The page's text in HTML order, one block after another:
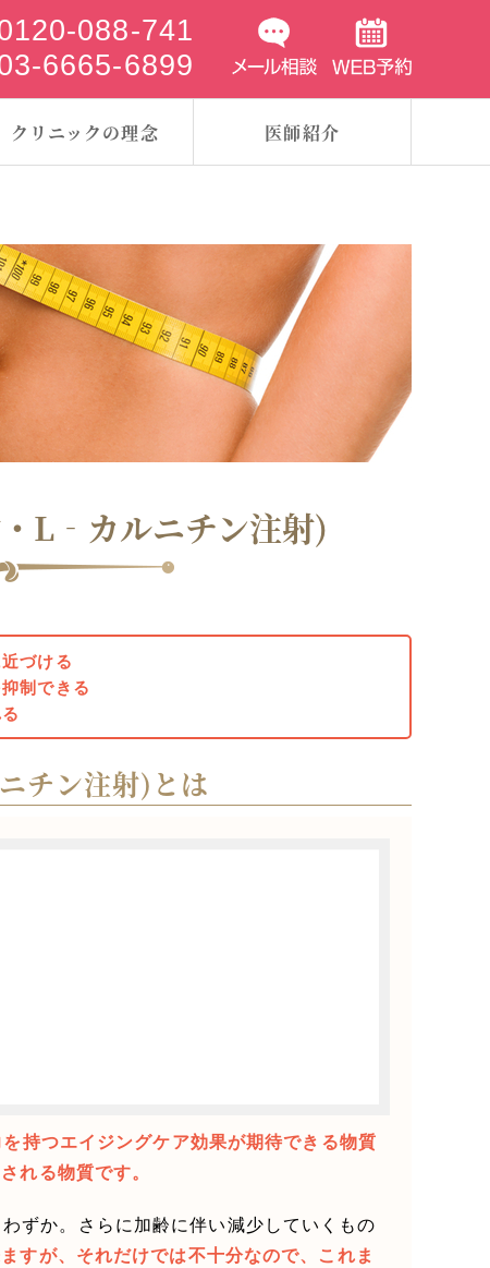
088-741
6665-6899
クリニックの理念 医師紹介
L‐カルニチン注射)
づける
制できる
チン注射)とは
持つエイジングケア効果が期待できる物質
れる物質です。
ずか。さらに加齢に伴い減少していくもの
すが、それだけでは不十分なので、これま